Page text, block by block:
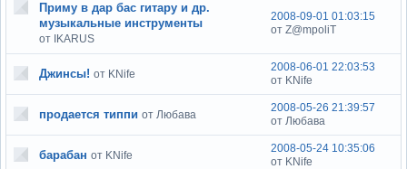
Приму в дар бас гитару и др.
музыкальные инструменты
от IKARUS
2008-09-01 01:03:15
от Z@mpoliT
Джинсы! от KNife
2008-06-01 22:03:53
от KNife
продается типпи от Любава
2008-05-26 21:39:57
от Любава
барабан от KNife
2008-05-24 10:35:06
от KNife